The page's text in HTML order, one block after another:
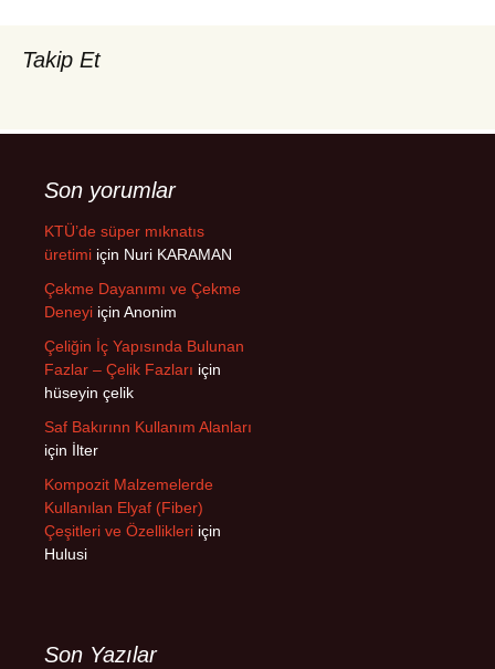
Takip Et
Son yorumlar
KTÜ’de süper mıknatıs
üretimi için Nuri KARAMAN
Çekme Dayanımı ve Çekme
Deneyi için Anonim
Çeliğin İç Yapısında Bulunan
Fazlar – Çelik Fazları için
hüseyin çelik
Saf Bakırınn Kullanım Alanları
için İlter
Kompozit Malzemelerde
Kullanılan Elyaf (Fiber)
Çeşitleri ve Özellikleri için
Hulusi
Son Yazılar